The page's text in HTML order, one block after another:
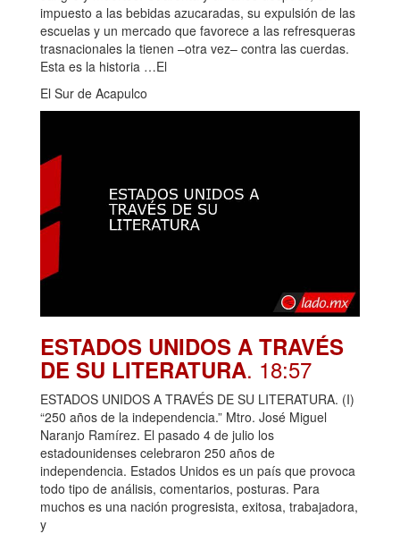
impuesto a las bebidas azucaradas, su expulsión de las
escuelas y un mercado que favorece a las refresqueras
trasnacionales la tienen –otra vez– contra las cuerdas.
Esta es la historia …El
El Sur de Acapulco
ESTADOS UNIDOS A TRAVÉS
DE SU LITERATURA. 18:57
ESTADOS UNIDOS A TRAVÉS DE SU LITERATURA. (I)
“250 años de la independencia.” Mtro. José Miguel
Naranjo Ramírez. El pasado 4 de julio los
estadounidenses celebraron 250 años de
independencia. Estados Unidos es un país que provoca
todo tipo de análisis, comentarios, posturas. Para
muchos es una nación progresista, exitosa, trabajadora,
y